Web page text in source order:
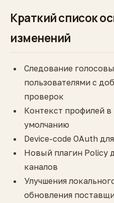
Краткий список
изменений
Следование
пользователями с
проверок
Контекст профилей в
умолчанию
Device-code OAuth
Новый плагин Policy
каналов
Улучшения
обновления